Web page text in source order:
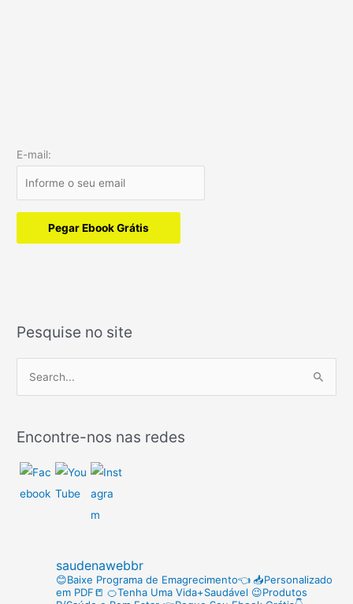
E-mail:
Pegar Ebook Grátis
Pesquise no site
q
u
Encontre-nos nas redes
saudenawebbr
😊Baixe Programa de Emagrecimento👈 📥Personalizado
em PDF📒 🍊Tenha Uma Vida+Saudável 😉Produtos